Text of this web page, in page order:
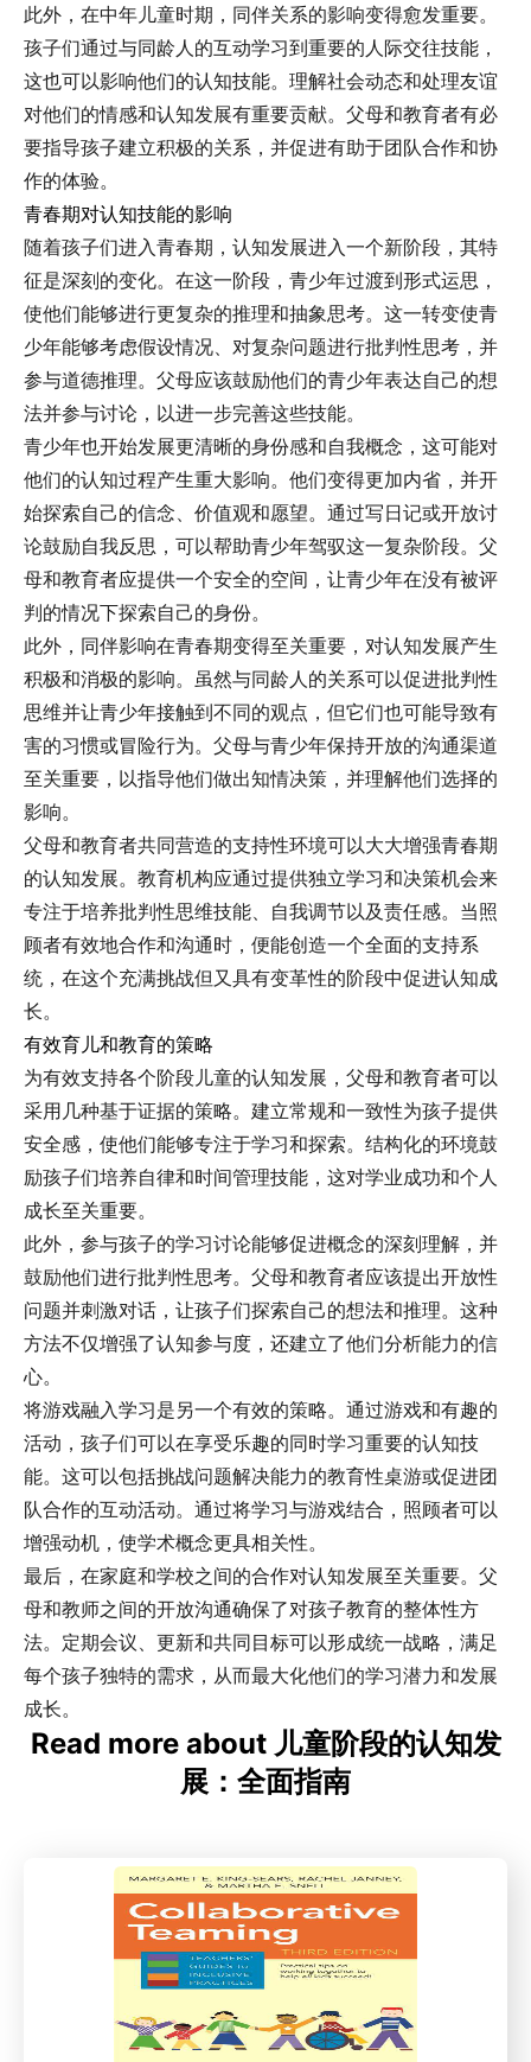
此外，在中年儿童时期，同伴关系的影响变得愈发重要。
孩子们通过与同龄人的互动学习到重要的人际交往技能，
这也可以影响他们的认知技能。理解社会动态和处理友谊
对他们的情感和认知发展有重要贡献。父母和教育者有必
要指导孩子建立积极的关系，并促进有助于团队合作和协
作的体验。
青春期对认知技能的影响
随着孩子们进入青春期，认知发展进入一个新阶段，其特
征是深刻的变化。在这一阶段，青少年过渡到形式运思，
使他们能够进行更复杂的推理和抽象思考。这一转变使青
少年能够考虑假设情况、对复杂问题进行批判性思考，并
参与道德推理。父母应该鼓励他们的青少年表达自己的想
法并参与讨论，以进一步完善这些技能。
青少年也开始发展更清晰的身份感和自我概念，这可能对
他们的认知过程产生重大影响。他们变得更加内省，并开
始探索自己的信念、价值观和愿望。通过写日记或开放讨
论鼓励自我反思，可以帮助青少年驾驭这一复杂阶段。父
母和教育者应提供一个安全的空间，让青少年在没有被评
判的情况下探索自己的身份。
此外，同伴影响在青春期变得至关重要，对认知发展产生
积极和消极的影响。虽然与同龄人的关系可以促进批判性
思维并让青少年接触到不同的观点，但它们也可能导致有
害的习惯或冒险行为。父母与青少年保持开放的沟通渠道
至关重要，以指导他们做出知情决策，并理解他们选择的
影响。
父母和教育者共同营造的支持性环境可以大大增强青春期
的认知发展。教育机构应通过提供独立学习和决策机会来
专注于培养批判性思维技能、自我调节以及责任感。当照
顾者有效地合作和沟通时，便能创造一个全面的支持系
统，在这个充满挑战但又具有变革性的阶段中促进认知成
长。
有效育儿和教育的策略
为有效支持各个阶段儿童的认知发展，父母和教育者可以
采用几种基于证据的策略。建立常规和一致性为孩子提供
安全感，使他们能够专注于学习和探索。结构化的环境鼓
励孩子们培养自律和时间管理技能，这对学业成功和个人
成长至关重要。
此外，参与孩子的学习讨论能够促进概念的深刻理解，并
鼓励他们进行批判性思考。父母和教育者应该提出开放性
问题并刺激对话，让孩子们探索自己的想法和推理。这种
方法不仅增强了认知参与度，还建立了他们分析能力的信
心。
将游戏融入学习是另一个有效的策略。通过游戏和有趣的
活动，孩子们可以在享受乐趣的同时学习重要的认知技
能。这可以包括挑战问题解决能力的教育性桌游或促进团
队合作的互动活动。通过将学习与游戏结合，照顾者可以
增强动机，使学术概念更具相关性。
最后，在家庭和学校之间的合作对认知发展至关重要。父
母和教师之间的开放沟通确保了对孩子教育的整体性方
法。定期会议、更新和共同目标可以形成统一战略，满足
每个孩子独特的需求，从而最大化他们的学习潜力和发展
成长。
Read more about 儿童阶段的认知发
展：全面指南